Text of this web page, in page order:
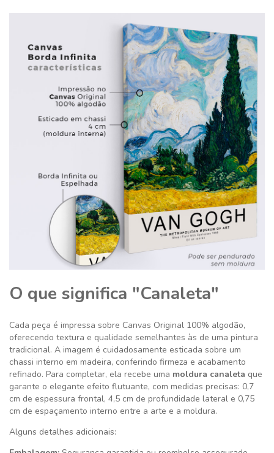
O que significa "Canaleta"
Cada peça é impressa sobre Canvas Original 100% algodão,
oferecendo textura e qualidade semelhantes às de uma pintura
tradicional. A imagem é cuidadosamente esticada sobre um
chassi interno em madeira, conferindo firmeza e acabamento
refinado. Para completar, ela recebe uma moldura canaleta que
garante o elegante efeito flutuante, com medidas precisas: 0,7
cm de espessura frontal, 4,5 cm de profundidade lateral e 0,75
cm de espaçamento interno entre a arte e a moldura.
Alguns detalhes adicionais: